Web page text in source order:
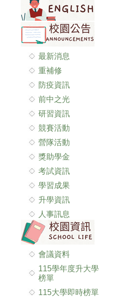
最新消息
重補修
防疫資訊
前中之光
研習資訊
競賽活動
營隊活動
獎助學金
考試資訊
學習成果
升學資訊
人事訊息
會議資料
115學年度升大學
榜單
115大學即時榜單